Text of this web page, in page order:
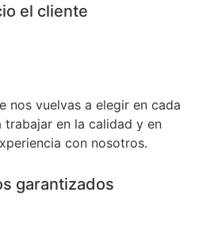
el cliente
nos vuelvas a elegir en cada
en la calidad y en
con nosotros.
garantizados